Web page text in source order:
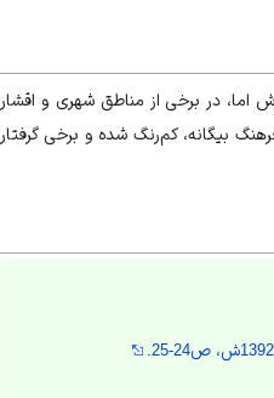
اما، در برخی از مناطق شهری و اقشار
بیگانه، کم‌رنگ شده و برخی گرفتار